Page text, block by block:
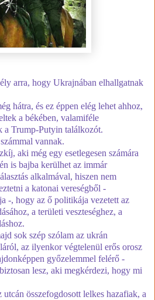
arra, hogy Ukrajnában elhallgatnak
hátra, és ez éppen elég lehet ahhoz,
a békében, valamiféle
a Trump-Putyin találkozót.
vannak.
aki még egy esetlegesen számára
is bajba kerülhet az immár
alkalmával, hiszen nem
a katonai vereségből -
-, hogy az ő politikája vezetett az
a területi veszteséghez, a
sok szép szólam az ukrán
az ilyenkor végtelenül erős orosz
győzelemmel felérő -
lesz, aki megkérdezi, hogy mi
összefogdosott lelkes hazafiak, a